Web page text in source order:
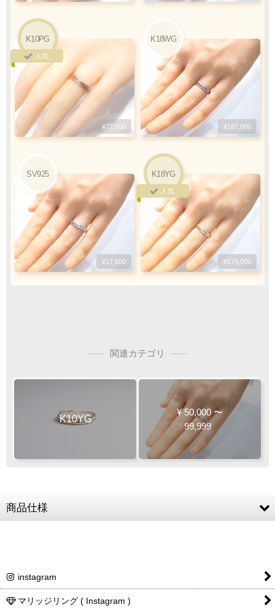
ご注文・決済お手続き完了後
製作・お届け となります
キャンセル・返品不可
サイズ等にご注意下さい
K10PG
人気
¥77,000
K18WG
¥187,000
SV925
¥17,600
K18YG
人気
¥176,000
関連カテゴリ
K10YG
¥ 50,000 〜
99,999
商品仕様
リング幅
商品詳細金額・送料 税込表記です
instagram
マリッジリング ( Instagram )